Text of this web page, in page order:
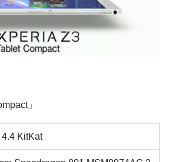
」
KitKat